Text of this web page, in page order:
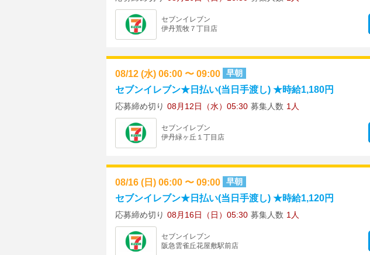
セブンイレブン
伊丹荒牧７丁目店
08/12 (水) 06:00 〜 09:00 早朝
セブンイレブン★日払い(当日手渡し) ★時給1,180円
応募締め切り 08月12日（水）05:30 募集人数 1人
セブンイレブン
伊丹緑ヶ丘１丁目店
08/16 (日) 06:00 〜 09:00 早朝
セブンイレブン★日払い(当日手渡し) ★時給1,120円
応募締め切り 08月16日（日）05:30 募集人数 1人
セブンイレブン
阪急雲雀丘花屋敷駅前店